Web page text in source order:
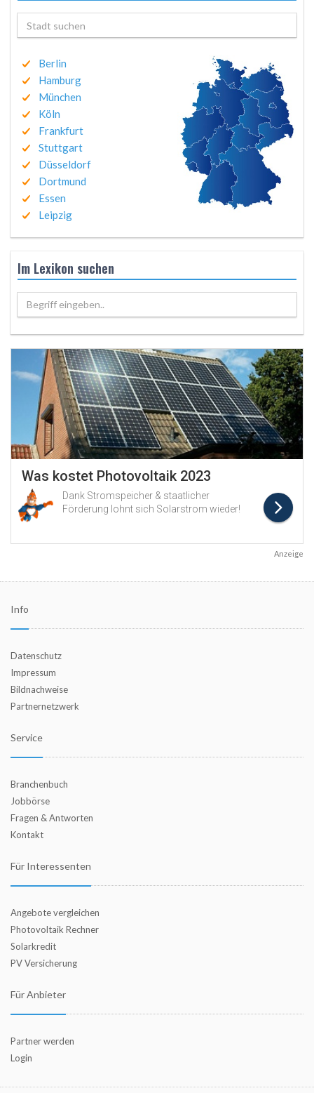
Berlin
Hamburg
München
Köln
Frankfurt
Stuttgart
Düsseldorf
Dortmund
Essen
Leipzig
Im Lexikon suchen
Begriff eingeben..
Anzeige
Info
Datenschutz
Impressum
Bildnachweise
Partnernetzwerk
Service
Branchenbuch
Jobbörse
Fragen & Antworten
Kontakt
Für Interessenten
Angebote vergleichen
Photovoltaik Rechner
Solarkredit
PV Versicherung
Für Anbieter
Partner werden
Login